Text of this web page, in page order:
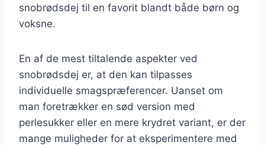
snobrødsdej til en favorit blandt både børn og
voksne.
En af de mest tiltalende aspekter ved
snobrødsdej er, at den kan tilpasses
individuelle smagspræferencer. Uanset om
man foretrækker en sød version med
perlesukker eller en mere krydret variant, er der
mange muligheder for at eksperimentere med